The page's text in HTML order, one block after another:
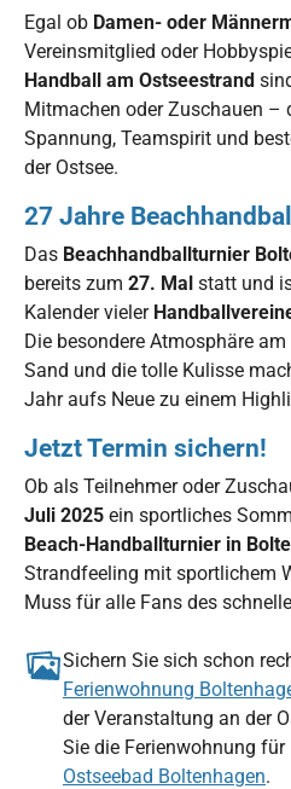
Egal ob Damen- oder
Vereinsmitglied oder
Handball am Ostseestrand
Mitmachen oder Zuschauen –
Spannung, Teamspirit und
der Ostsee.
27 Jahre
Das Beachhandballturnier
bereits zum 27. Mal statt und
Kalender vieler
Die besondere Atmosphäre
Sand und die tolle Kulisse
Jahr aufs Neue zu einem
Jetzt Termin sichern!
Ob als Teilnehmer oder
Juli 2025 ein sportliches
Beach-Handballturnier in
Strandfeeling mit sportlichem
Muss für alle Fans des
Sichern Sie sich schon
Ferienwohnung
der Veranstaltung an der
Sie die Ferienwohnung
Ostseebad Boltenhagen.